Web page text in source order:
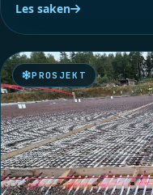
Les saken
PROSJEKT